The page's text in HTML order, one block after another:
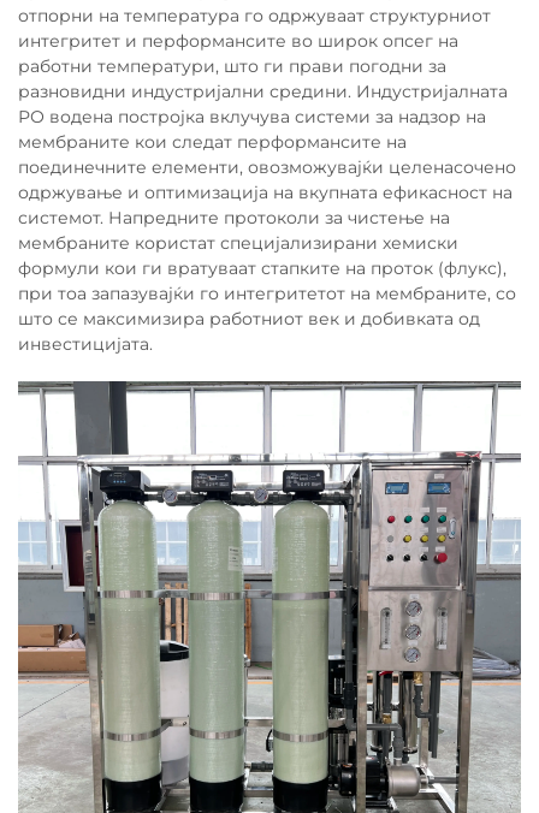
отпорни на температура го одржуваат структурниот
интегритет и перформансите во широк опсег на
работни температури, што ги прави погодни за
разновидни индустријални средини. Индустријалната
РО водена постројка вклучува системи за надзор на
мембраните кои следат перформансите на
поединечните елементи, овозможувајќи целенасочено
одржување и оптимизација на вкупната ефикасност на
системот. Напредните протоколи за чистење на
мембраните користат специјализирани хемиски
формули кои ги вратуваат стапките на проток (флукс),
при тоа запазувајќи го интегритетот на мембраните, со
што се максимизира работниот век и добивката од
инвестицијата.